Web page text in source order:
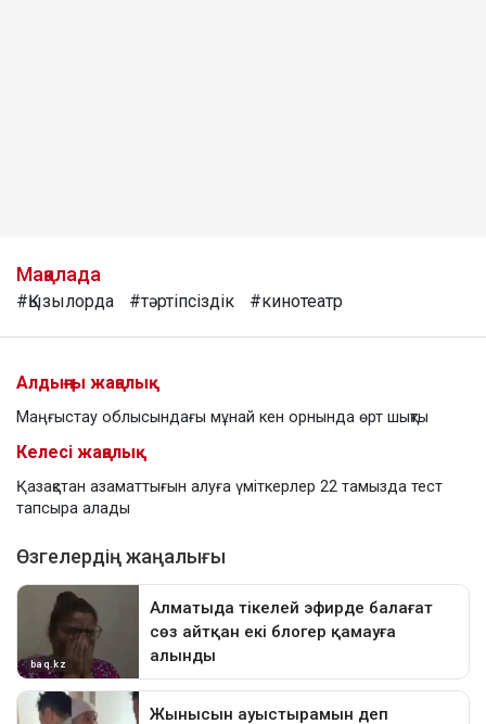
Мақалада
#Қызылорда #тәртіпсіздік #кинотеатр
Алдыңғы жаңалық
Маңғыстау облысындағы мұнай кен орнында өрт шықты
Келесі жаңалық
Қазақстан азаматтығын алуға үміткерлер 22 тамызда тест
тапсыра алады